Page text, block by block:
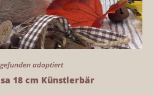
adoptiert
18 cm Künstlerbär